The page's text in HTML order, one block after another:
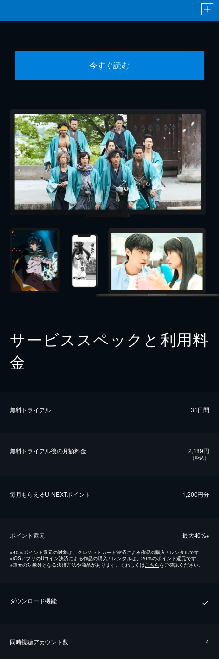
今すぐ読む
サービススペックと利用料
金
無料トライアル 31日間
無料トライアル後の⽉額料金 2,189円
（税込）
毎⽉もらえるU-NEXTポイント 1,200円分
ポイント還元 最⼤40%※
※40％ポイント還元の対象は、クレジットカード決済による作品の購入 / レンタルです。
※iOSアプリのUコイン決済による作品の購入 / レンタルは、20％のポイント還元です。
※還元の対象外となる決済方法や商品があります。くわしくはこちらをご確認ください。
ダウンロード機能
同時視聴アカウント数 4